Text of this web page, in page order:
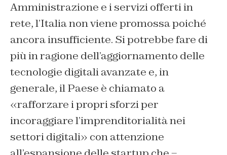
Amministrazione e i servizi offerti in
rete, l’Italia non viene promossa poiché
ancora insufficiente. Si potrebbe fare di
più in ragione dell’aggiornamento delle
tecnologie digitali avanzate e, in
generale, il Paese è chiamato a
«rafforzare i propri sforzi per
incoraggiare l’imprenditorialità nei
settori digitali» con attenzione